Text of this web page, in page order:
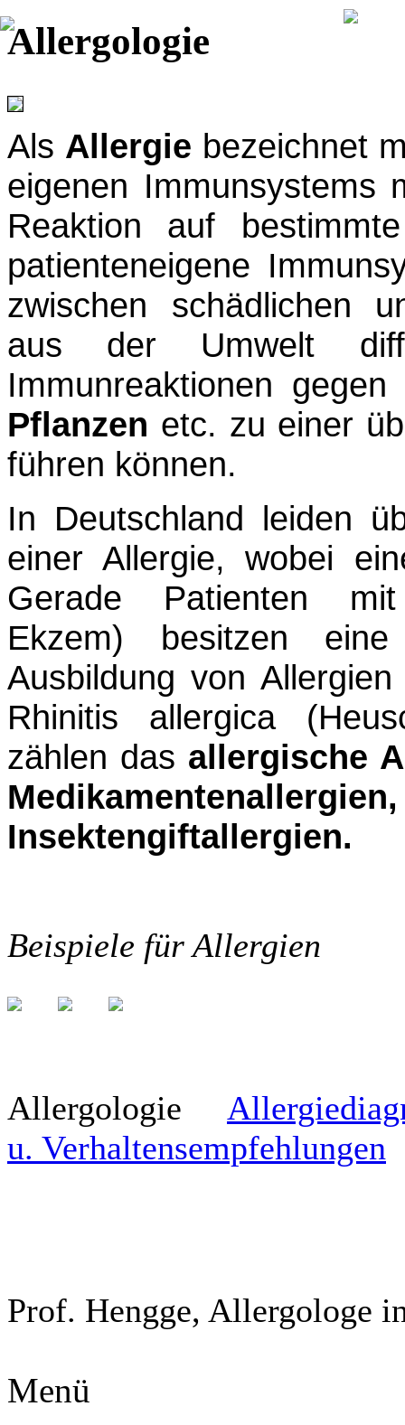
Allergologie
Als Allergie bezeichnet
eigenen Immunsystems
Reaktion auf
patienteneigene
zwischen schädlichen
aus der Umwelt
Immunreaktionen
Pflanzen etc. zu einer
führen können.
In Deutschland leiden
einer Allergie, wobei
Gerade Patienten mit
Ekzem) besitzen
Ausbildung von
Rhinitis allergica
zählen das allergische
Insektengiftallergien.
Beispiele für Allergien
Allergologie
u. Verhaltensempfehlungen
Prof. Hengge, Allergologe
Menü